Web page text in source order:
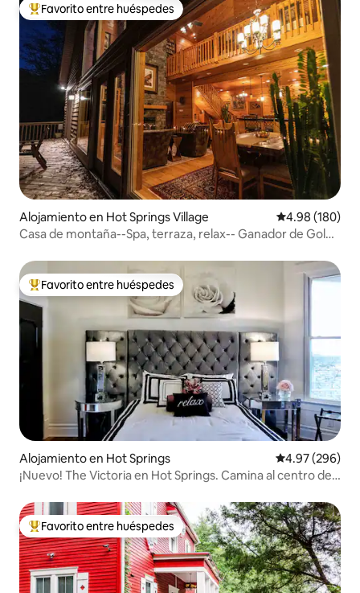
Favorito entre huéspedes preferido
Favorito entre huéspedes
Alojamiento en Hot Springs Village Calificación
4.98 (180)
Casa de montaña--Spa, terraza, relax-- Ganador de Gold
Favorito entre huéspedes preferido
Favorito entre huéspedes
Alojamiento en Hot Springs Calificación
4.97 (296)
¡Nuevo! The Victoria en Hot Springs. Camina al centro de
Favorito entre huéspedes preferido
Favorito entre huéspedes